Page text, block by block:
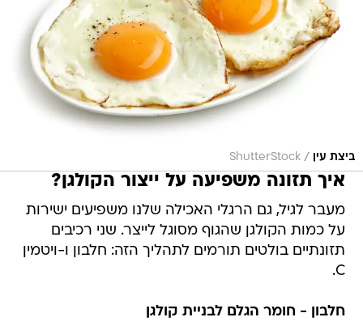
ביצת עין /
ShutterStock
איך תזונה משפיעה על ייצור הקולגן?
מעבר לגיל, גם הרגלי האכילה שלנו משפיעים ישירות
על כמות הקולגן שהגוף מסוגל לייצר. שני רכיבים
תזונתיים בולטים תורמים לתהליך הזה: חלבון ו-ויטמין
C.
חלבון - חומר הגלם לבניית קולגן